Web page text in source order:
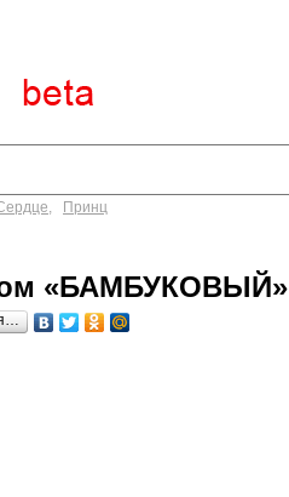
, Принц
«БАМБУКОВЫЙ»